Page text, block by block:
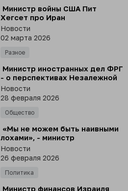
⁣ Министр войны США Пит
Хегсет про Иран
Новости
02 марта 2026
Разное
⁣ Министр иностранных дел ФРГ
- о перспективах Незалежной
получить от ФРГ крылатые
ракеты Taurus
Новости
28 февраля 2026
Общество
⁣ «Мы не можем быть наивными
лохами», - министр
иностранных дел Польши
Радослав Сикорский отрицает
реальность
Новости
26 февраля 2026
Политика
⁣ Министр финансов Израиля